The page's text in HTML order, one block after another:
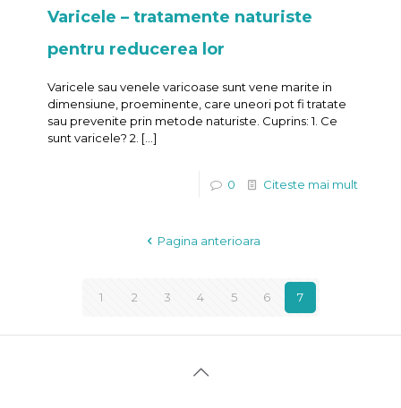
Varicele – tratamente naturiste
pentru reducerea lor
Varicele sau venele varicoase sunt vene marite in
dimensiune, proeminente, care uneori pot fi tratate
sau prevenite prin metode naturiste. Cuprins: 1. Ce
sunt varicele? 2. […]
0 Citeste mai mult
Pagina anterioara
1 2 3 4 5 6 7